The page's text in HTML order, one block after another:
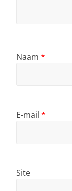
Naam *
E-mail *
Site